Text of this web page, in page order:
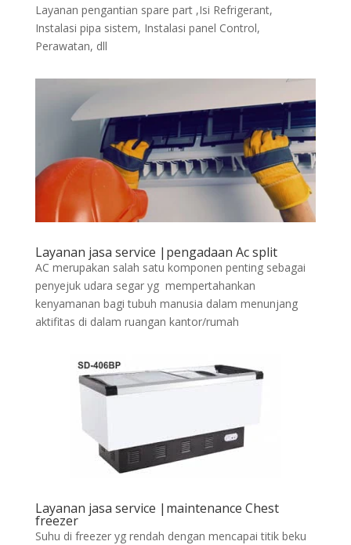
Layanan pengantian spare part ,Isi Refrigerant,
Instalasi pipa sistem, Instalasi panel Control,
Perawatan, dll
Layanan jasa service |pengadaan Ac split
AC merupakan salah satu komponen penting sebagai
penyejuk udara segar yg mempertahankan
kenyamanan bagi tubuh manusia dalam menunjang
aktifitas di dalam ruangan kantor/rumah
Layanan jasa service |maintenance Chest
freezer
Suhu di freezer yg rendah dengan mencapai titik beku